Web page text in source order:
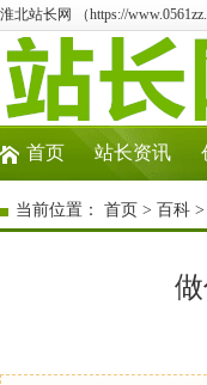
淮北站长网 （https://
首页 站长资讯
当前位置： 首页 > 百科